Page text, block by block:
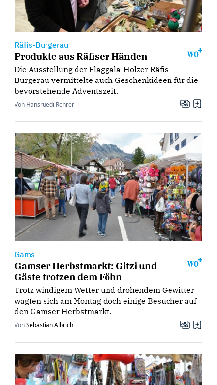
Räfis-Burgerau
Produkte aus Räfiser Händen
Die Ausstellung der Flaggala-Holzer Räfis-
Burgerau vermittelte auch Geschenkideen für die
bevorstehende Adventszeit.
Von Hansruedi Rohrer
Gams
Gamser Herbstmarkt: Gitzi und
Gäste trotzen dem Föhn
Trotz windigem Wetter und drohendem Gewitter
wagten sich am Montag doch einige Besucher auf
den Gamser Herbstmarkt.
VonSebastian Albrich